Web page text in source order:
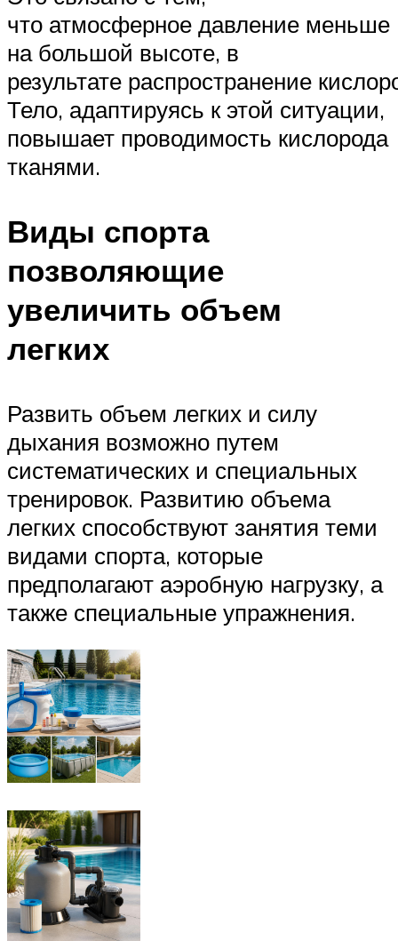
что атмосферное давление меньше
на большой высоте, в
результате распространение
Тело, адаптируясь к этой ситуации,
повышает проводимость кислорода
тканями.
Виды спорта
позволяющие
увеличить объем
легких
Развить объем легких и силу
дыхания возможно путем
систематических и специальных
тренировок. Развитию объема
легких способствуют занятия теми
видами спорта, которые
предполагают аэробную нагрузку, а
также специальные упражнения.